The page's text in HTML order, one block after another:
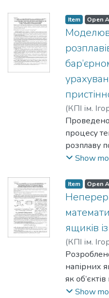
середню
відхилень
дефекту.
Item Open
(КПІ ім.
Сівецький,
Кушнір, М.
процесу
розплаву
змішувачі
зміни
Show
Item Open
ящиків
(КПІ ім.
Жученко,
напірних
як
описано
Show